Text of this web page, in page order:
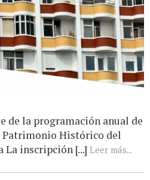
de la programación anual de
Histórico del
La inscripción [...] Leer más...